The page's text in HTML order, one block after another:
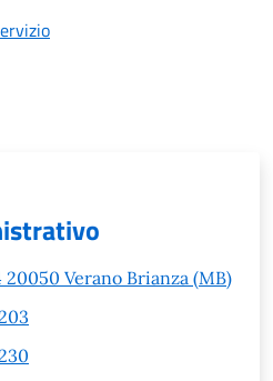
20050 Verano Brianza (MB)